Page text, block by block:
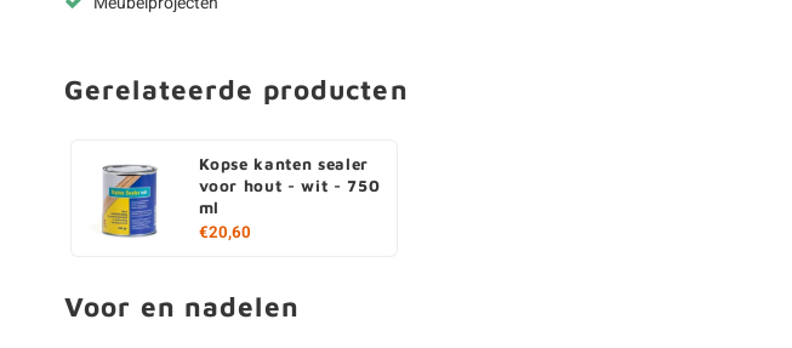
Gerelateerde producten
Kopse kanten sealer
voor hout - wit - 750
ml
€20,60
Voor en nadelen